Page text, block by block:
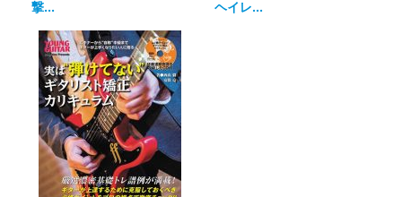
撃...
ヘイレ...